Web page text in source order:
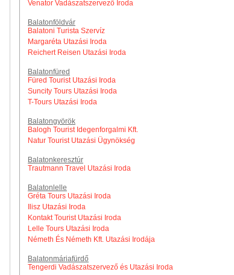
Venator Vadászatszervező Iroda
Balatonföldvár
Balatoni Turista Szervíz
Margaréta Utazási Iroda
Reichert Reisen Utazási Iroda
Balatonfüred
Füred Tourist Utazási Iroda
Suncity Tours Utazási Iroda
T-Tours Utazási Iroda
Balatongyörök
Balogh Tourist Idegenforgalmi Kft.
Natur Tourist Utazási Ügynökség
Balatonkeresztúr
Trautmann Travel Utazási Iroda
Balatonlelle
Gréta Tours Utazási Iroda
Ilisz Utazási Iroda
Kontakt Tourist Utazási Iroda
Lelle Tours Utazási Iroda
Németh És Németh Kft. Utazási Irodája
Balatonmáriafürdő
Tengerdi Vadászatszervező és Utazási Iroda